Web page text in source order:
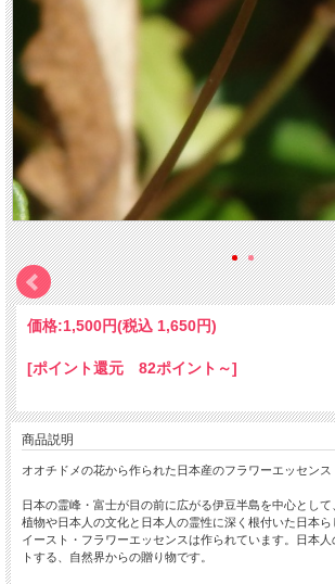
価格:1,500円(税込 1,650円)
[ポイント還元 82ポイント～]
商品説明
オオチドメの花から作られた日本産のフラワーエッセンス
日本の霊峰・富士が目の前に広がる伊豆半島を中心とし
植物や日本人の文化と日本人の霊性に深く根付いた日本ら
イースト・フラワーエッセンスは作られています。日本
トする、自然界からの贈り物です。